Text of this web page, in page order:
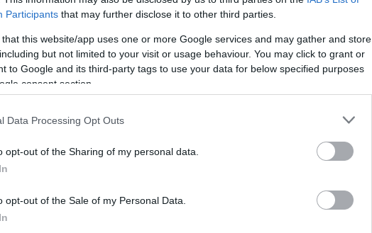
Participants that may further disclose it to other third parties.
that this website/app uses one or more Google services and may gather and store
but not limited to your visit or usage behaviour. You may click to grant or
to Google and its third-party tags to use your data for below specified purposes
consent section.
Data Processing Opt Outs
opt-out of the Sharing of my personal data.
opt-out of the Sale of my Personal Data.
σταθμό, ο πρωθυπουργός της χώρας Αλέξης Τσίπρας
βόλει (φωτ. το δελτίο του).